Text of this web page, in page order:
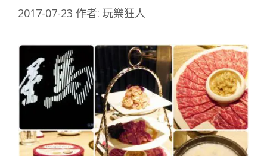
2017-07-23 作者: 玩樂狂人